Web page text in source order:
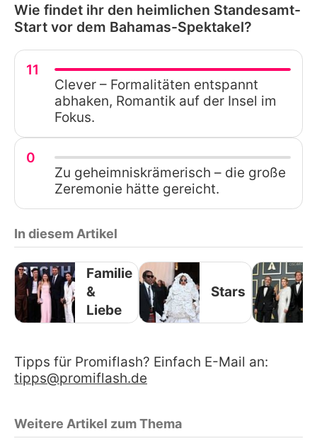
Wie findet ihr den heimlichen Standesamt-
Start vor dem Bahamas-Spektakel?
11
Clever – Formalitäten entspannt
abhaken, Romantik auf der Insel im
Fokus.
0
Zu geheimniskrämerisch – die große
Zeremonie hätte gereicht.
In diesem Artikel
Familie
&
Liebe
Stars
Tipps für Promiflash? Einfach E-Mail an:
tipps@promiflash.de
Weitere Artikel zum Thema